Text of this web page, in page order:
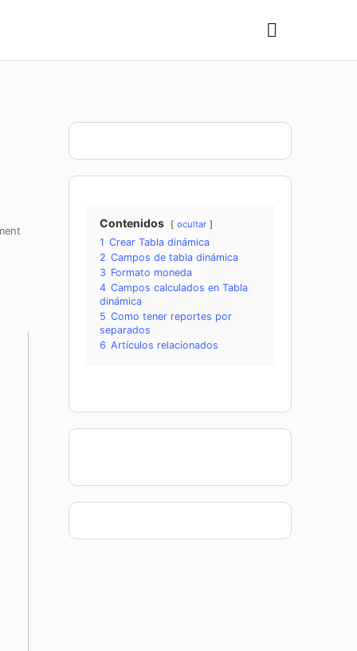
Contenidos ocultar
1 Crear Tabla dinámica
2 Campos de tabla dinámica
3 Formato moneda
4 Campos calculados en Tabla
dinámica
5 Como tener reportes por
separados
6 Artículos relacionados